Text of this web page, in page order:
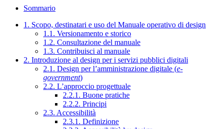
Sommario
1. Scopo, destinatari e uso del Manuale operativo di design
1.1. Versionamento e storico
1.2. Consultazione del manuale
1.3. Contribuisci al manuale
2. Introduzione al design per i servizi pubblici digitali
2.1. Design per l’amministrazione digitale (e-
government)
2.2. L’approccio progettuale
2.2.1. Buone pratiche
2.2.2. Principi
2.3. Accessibilità
2.3.1. Definizione